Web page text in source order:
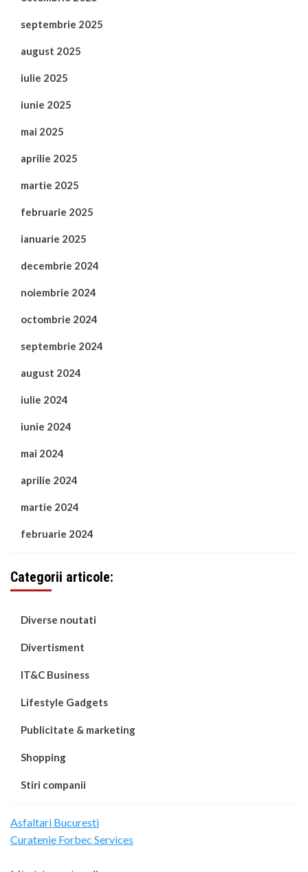
septembrie 2025
august 2025
iulie 2025
iunie 2025
mai 2025
aprilie 2025
martie 2025
februarie 2025
ianuarie 2025
decembrie 2024
noiembrie 2024
octombrie 2024
septembrie 2024
august 2024
iulie 2024
iunie 2024
mai 2024
aprilie 2024
martie 2024
februarie 2024
Categorii articole:
Diverse noutati
Divertisment
IT&C Business
Lifestyle Gadgets
Publicitate & marketing
Shopping
Stiri companii
Asfaltari Bucuresti
Curatenie Forbec Services